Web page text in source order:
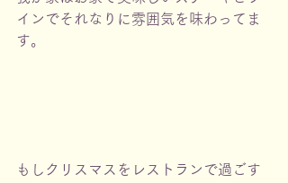
インでそれなりに雰囲気を味わってま
す。
もしクリスマスをレストランで過ごす